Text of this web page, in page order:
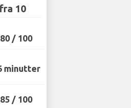
10
80 / 100
minutter
85 / 100